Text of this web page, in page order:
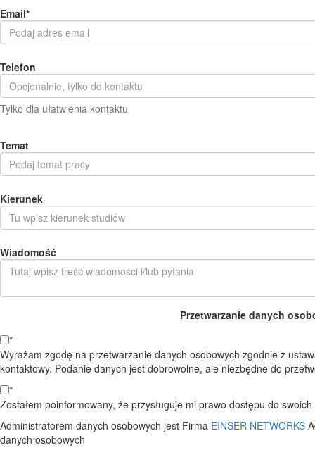
Email*
Telefon
Tylko dla ułatwienia kontaktu
Temat
Kierunek
Wiadomość
Przetwarzanie danych
*
Wyrażam zgodę na przetwarzanie danych osobowych zgodnie z
kontaktowy. Podanie danych jest dobrowolne, ale niezbędne do
*
Zostałem poinformowany, że przysługuje mi prawo dostępu do
Administratorem danych osobowych jest Firma EINSER NETWORKS
danych osobowych